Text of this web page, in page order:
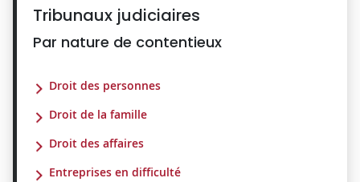
Tribunaux judiciaires
Par nature de contentieux
Droit des personnes
Droit de la famille
Droit des affaires
Entreprises en difficulté